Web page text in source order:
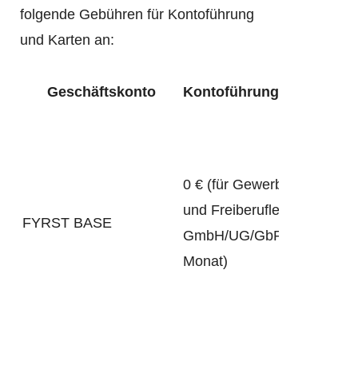
folgende Gebühren für Kontoführung
und Karten an:
Geschäftskonto Kontoführungsgebühren
FYRST BASE
0 € (für Gewerbetreibende
und Freiberufler;
GmbH/UG/GbR 6 € pro
Monat)